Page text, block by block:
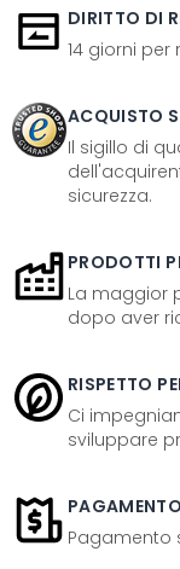
DIRITTO DI
14 giorni per
ACQUISTO
Il sigillo di
sicurezza.
PRODOTTI
La maggior
dopo aver
RISPETTO
Ci
sviluppare
Pagamento